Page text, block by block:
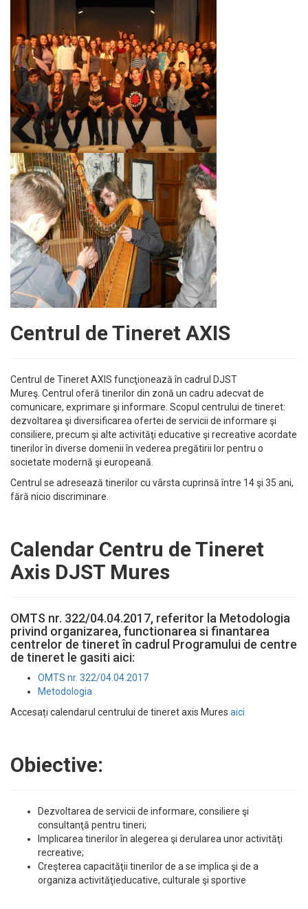
Centrul de Tineret AXIS
Centrul de Tineret AXIS funcţionează în cadrul DJST
Mureş. Centrul oferă tinerilor din zonă un cadru adecvat de
comunicare, exprimare şi informare. Scopul centrului de tineret:
dezvoltarea şi diversificarea ofertei de servicii de informare şi
consiliere, precum şi alte activităţi educative şi recreative acordate
tinerilor în diverse domenii în vederea pregătirii lor pentru o
societate modernă şi europeană.
Centrul se adresează tinerilor cu vârsta cuprinsă între 14 şi 35 ani,
fără nicio discriminare.
Calendar Centru de Tineret
Axis DJST Mures
OMTS nr. 322/04.04.2017, referitor la Metodologia
privind organizarea, functionarea si finantarea
centrelor de tineret în cadrul Programului de centre
de tineret le gasiti aici:
OMTS nr. 322/04.04.2017
Metodologia
Accesați calendarul centrului de tineret axis Mures aici
Obiective:
Dezvoltarea de servicii de informare, consiliere şi
consultanţă pentru tineri;
Implicarea tinerilor în alegerea şi derularea unor activităţi
recreative;
Creşterea capacităţii tinerilor de a se implica şi de a
organiza activităţieducative, culturale şi sportive